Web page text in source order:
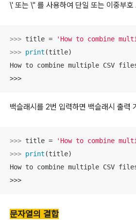
\' 또는 \" 를 사용하여 단일 또는 이중부호
>>> title =
'How to combine
>>> print (title)
How to combine multiple CSV
>>>
백슬래시를 2번 입력하면 백슬래시 출력
>>> title =
'How to combine
>>> print (title)
How to combine multiple CSV
>>>
문자열의 결합